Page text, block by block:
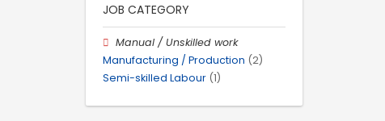
JOB CATEGORY
Manual / Unskilled work
Manufacturing / Production (2)
Semi-skilled Labour (1)